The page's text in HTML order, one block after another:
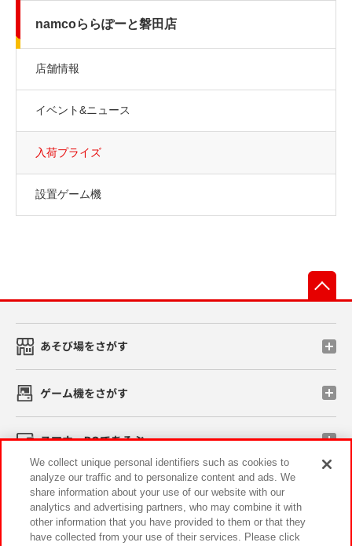
namcoららぽーと磐田店
店舗情報
イベント&ニュース
入荷プライズ
設置ゲーム機
あそび場をさがす
ゲーム機をさがす
スマホ・PCであそぶ
イベント・キャンペーン
We collect unique personal identifiers such as cookies to
analyze our traffic and to personalize content and ads. We
share information about your use of our website with our
analytics and advertising partners, who may combine it with
other information that you have provided to them or that they
have collected from your use of their services. Please click